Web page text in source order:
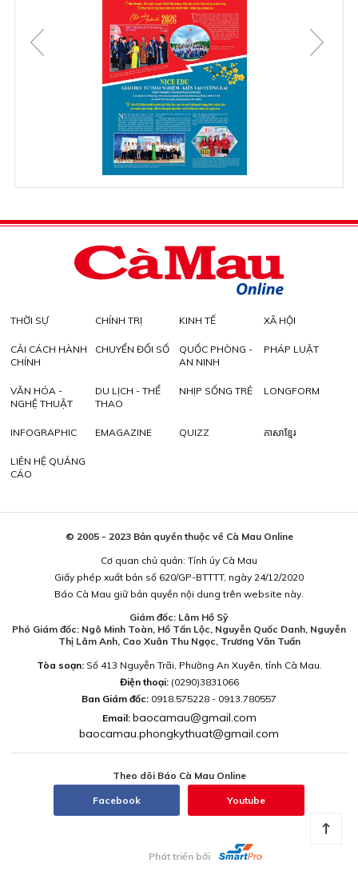
THỜI SỰ CHÍNH TRỊ KINH TẾ XÃ HỘI
CẢI CÁCH HÀNH
CHÍNH
CHUYỂN ĐỔI SỐ
QUỐC PHÒNG -
AN NINH
PHÁP LUẬT
VĂN HÓA -
NGHỆ THUẬT
DU LỊCH - THỂ
THAO
NHỊP SỐNG TRẺ LONGFORM
INFOGRAPHIC EMAGAZINE QUIZZ ភាសាខ្មែរ
LIÊN HỆ QUẢNG
CÁO
© 2005 - 2023 Bản quyền thuộc về Cà Mau Online
Cơ quan chủ quản: Tỉnh ủy Cà Mau
Giấy phép xuất bản số 620/GP-BTTTT, ngày 24/12/2020
Báo Cà Mau giữ bản quyền nội dung trên website này.
Giám đốc: Lâm Hồ Sỹ
Phó Giám đốc: Ngô Minh Toàn, Hồ Tấn Lộc, Nguyễn Quốc Danh, Nguyễn
Thị Lâm Anh, Cao Xuân Thu Ngọc, Trương Văn Tuấn
Tòa soạn:Số 413 Nguyễn Trãi, Phường An Xuyên, tỉnh Cà Mau.
Điện thoại: (0290)3831066
Ban Giám đốc: 0918.575228 - 0913.780557
Email: baocamau@gmail.com
baocamau.phongkythuat@gmail.com
Theo dõi Báo Cà Mau Online
Facebook Youtube
Phát triển bởi